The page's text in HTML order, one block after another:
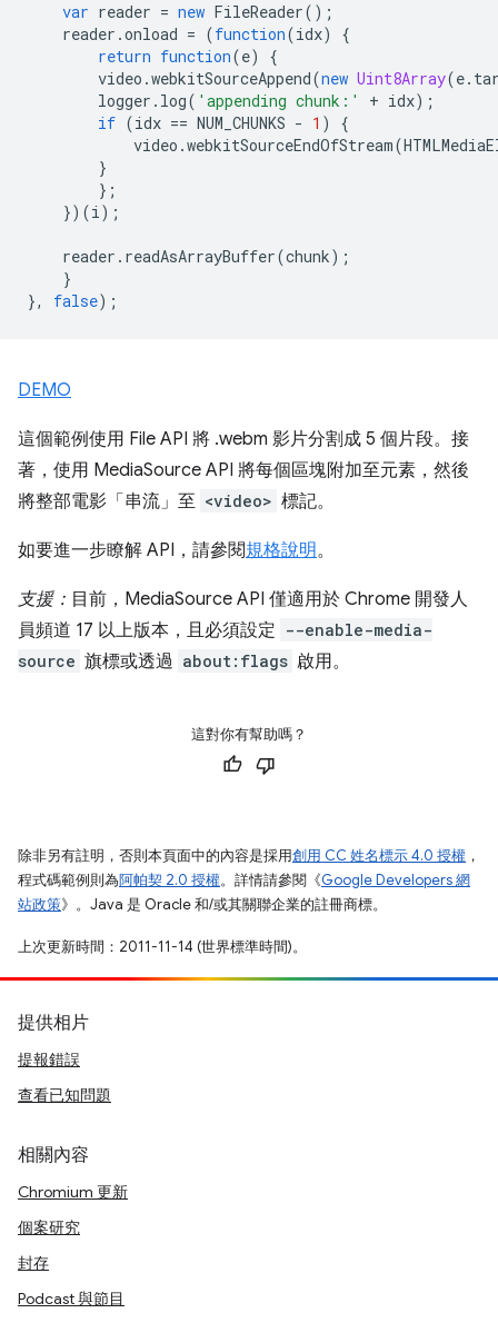
var reader = new FileReader();
reader .onload = (function(idx)
{
return function(e)
{
video .webkitSourceAppend(new Uint8Array(e.
logger . log( 'appending chunk:' + idx);
if (idx == NUM_CHUNKS - 1 )
{
video .webkitSourceEndOfStream(
}
};
})(i);
reader . readAsArrayBuffer(chunk);
}
},
false);
DEMO
這個範例使用 File API 將 .webm 影片分割成 5 個片段。接
著，使用 MediaSource API 將每個區塊附加至元素，然後
將整部電影「串流」至 <video> 標記。
如要進一步瞭解 API，請參閱規格說明。
支援： 目前，MediaSource API 僅適用於 Chrome 開發人
員頻道 17 以上版本，且必須設定 --enable-media-
source 旗標或透過 about:flags 啟用。
這對你有幫助嗎？
除非另有註明，否則本頁面中的內容是採用創用 CC 姓名標示 4.0 授權 ，
程式碼範例則為阿帕契 2.0 授權。詳情請參閱《Google Developers 網
站政策》。Java 是 Oracle 和/或其關聯企業的註冊商標。
上次更新時間：2011-11-14 (世界標準時間)。
提供相片
提報錯誤
查看已知問題
相關內容
Chromium 更新
個案研究
封存
Podcast 與節目